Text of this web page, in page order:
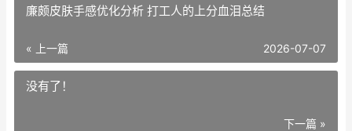
廉颇皮肤手感优化分析 打工人的上分血泪总结
« 上一篇 2026-07-07
没有了！
下一篇 »